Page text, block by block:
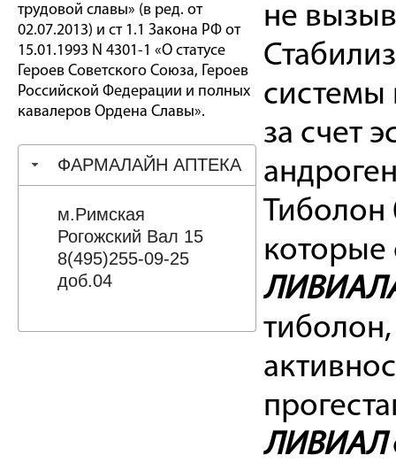
трудовой славы» (в ред. от
02.07.2013) и ст 1.1 Закона РФ от
15.01.1993 N 4301-1 «О статусе
Героев Советского Союза, Героев
Российской Федерации и полных
кавалеров Ордена Славы».
ФАРМАЛАЙН АПТЕКА
м.Римская
Рогожский Вал 15
8(495)255-09-25
доб.04
не
системы
за счет
Тиболон
которые
ЛИВИАЛ